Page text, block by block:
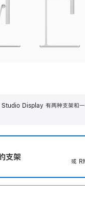
Studio Display 有两种支架和一
支架
或